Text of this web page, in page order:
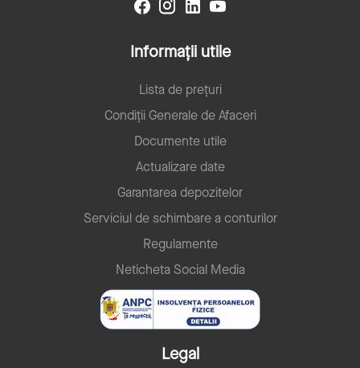
Informații utile
Lista de prețuri
Condiții Generale de Afaceri
Documente utile
Actualizare date
Garantarea depozitelor
Serviciul de schimbare a conturilor
Regulamente
Neticheta Social Media
Legal